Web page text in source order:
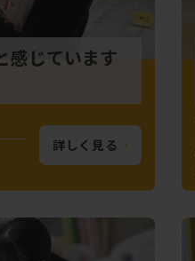
感じています
詳しく見る